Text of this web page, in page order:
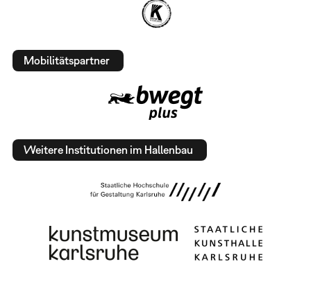
Mobilitätspartner
Weitere Institutionen im Hallenbau